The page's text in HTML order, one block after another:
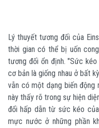
Lý thuyết tương đối của
thời gian có thể bị uốn
tương đối ổn định. "Sức
cơ bản là giống nhau ở bất
vẫn có một dạng biến động
này thấy rõ trong sự hiện
đổi hấp dẫn từ sức kéo
mực nước ở những phần